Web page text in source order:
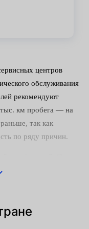
центров
обслуживания
рекомендуют
тыс. км пробега — на
так как
по ряду причин.
работу
точное